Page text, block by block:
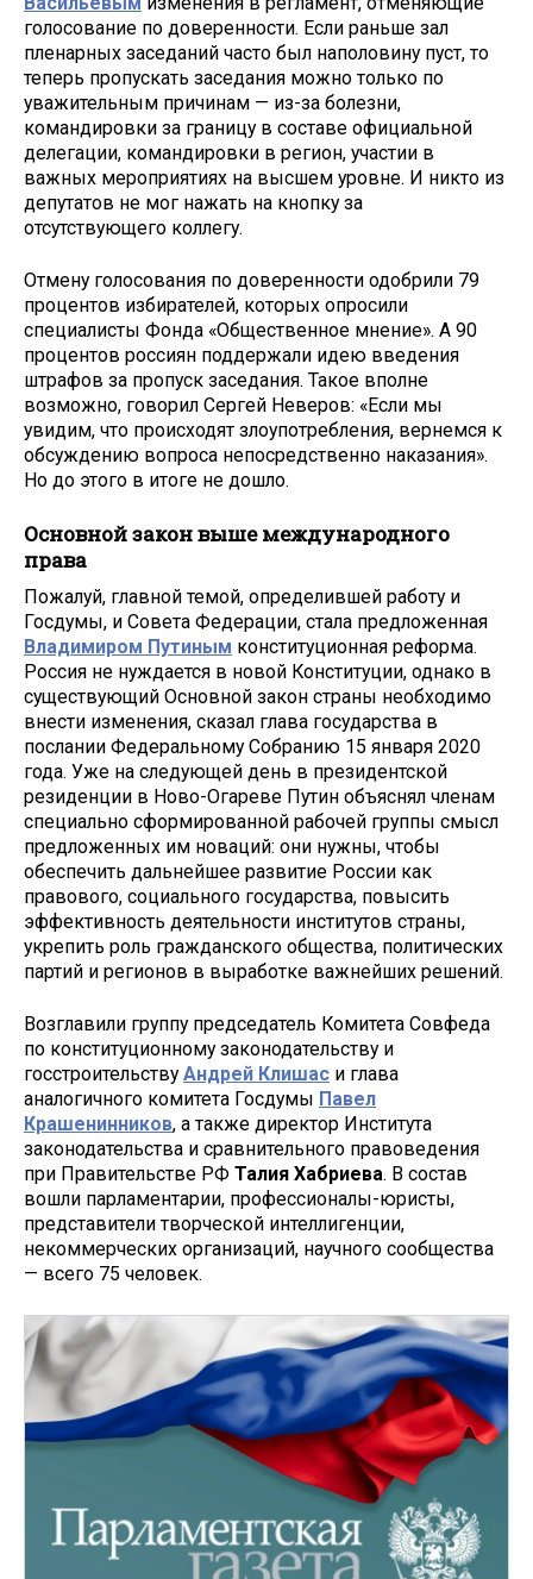
голосование по доверенности. Если раньше зал
пленарных заседаний часто был наполовину пуст, то
теперь пропускать заседания можно только по
уважительным причинам — из-за болезни,
командировки за границу в составе официальной
делегации, командировки в регион, участии в
важных мероприятиях на высшем уровне. И никто из
депутатов не мог нажать на кнопку за
отсутствующего коллегу.
Отмену голосования по доверенности одобрили 79
процентов избирателей, которых опросили
специалисты Фонда «Общественное мнение». А 90
процентов россиян поддержали идею введения
штрафов за пропуск заседания. Такое вполне
возможно, говорил Сергей Неверов: «Если мы
увидим, что происходят злоупотребления, вернемся к
обсуждению вопроса непосредственно наказания».
Но до этого в итоге не дошло.
Основной закон выше международного
права
Пожалуй, главной темой, определившей работу и
Госдумы, и Совета Федерации, стала предложенная
Владимиром Путиным конституционная реформа.
Россия не нуждается в новой Конституции, однако в
существующий Основной закон страны необходимо
внести изменения, сказал глава государства в
послании Федеральному Собранию 15 января 2020
года. Уже на следующей день в президентской
резиденции в Ново-Огареве Путин объяснял членам
специально сформированной рабочей группы смысл
предложенных им новаций: они нужны, чтобы
обеспечить дальнейшее развитие России как
правового, социального государства, повысить
эффективность деятельности институтов страны,
укрепить роль гражданского общества, политических
партий и регионов в выработке важнейших решений.
Возглавили группу председатель Комитета Совфеда
по конституционному законодательству и
госстроительствуАндрей Клишас и глава
аналогичного комитета Госдумы Павел
Крашенинников, а также директор Института
законодательства и сравнительного правоведения
при Правительстве РФ Талия Хабриева. В состав
вошли парламентарии, профессионалы-юристы,
представители творческой интеллигенции,
некоммерческих организаций, научного сообщества
— всего 75 человек.